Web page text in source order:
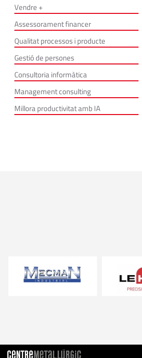
Vendre +
Assessorament financer
Qualitat processos i producte
Gestió de persones
Consultoria informàtica
Management consulting
Millora productivitat amb IA